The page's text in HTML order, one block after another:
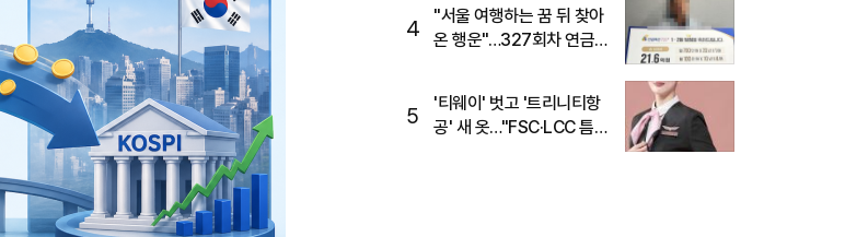
대
4
"서울 여행하는 꿈 뒤 찾아
온 행운"…327회차 연금
5
'티웨이' 벗고 '트리니티항
공' 새 옷…"FSC·LCC 틈